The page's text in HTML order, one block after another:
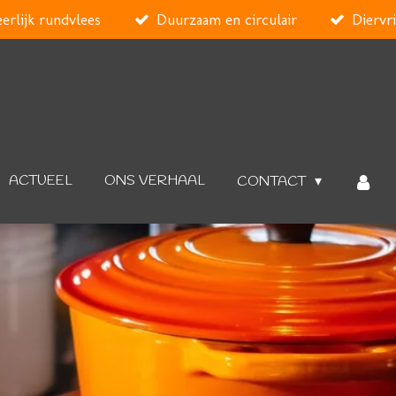
rundvlees Duurzaam en circulair
ACTUEEL ONS VERHAAL CONTACT